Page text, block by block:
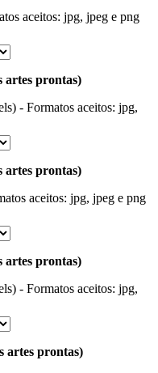
aceitos: jpg, jpeg e png
artes prontas)
- Formatos aceitos: jpg,
artes prontas)
aceitos: jpg, jpeg e png
artes prontas)
- Formatos aceitos: jpg,
artes prontas)